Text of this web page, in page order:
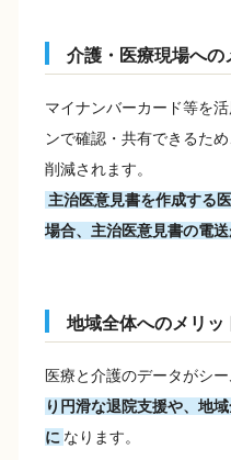
介護・医療現場への
マイナンバーカード等を
ンで確認・共有できるた
削減されます。
主治医意見書を作成する
場合、主治医意見書の電
地域全体へのメリッ
医療と介護のデータがシ
り円滑な退院支援や、地
に なります。